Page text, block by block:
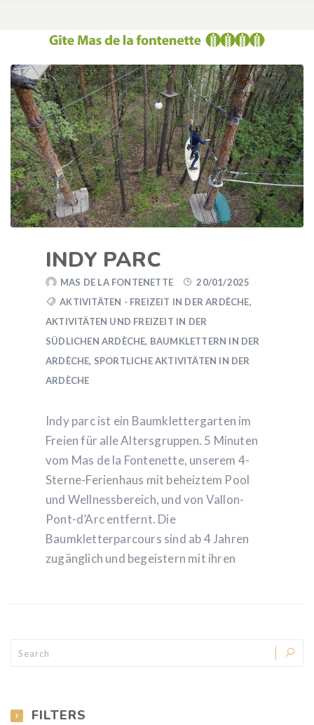
INDY PARC
MAS DE LA FONTENETTE
20/01/2025
AKTIVITÄTEN - FREIZEIT IN DER ARDÈCHE,
AKTIVITÄTEN UND FREIZEIT IN DER
SÜDLICHEN ARDÈCHE, BAUMKLETTERN IN DER
ARDÈCHE, SPORTLICHE AKTIVITÄTEN IN DER
ARDÈCHE
Indy parc ist ein Baumklettergarten im
Freien für alle Altersgruppen. 5 Minuten
vom Mas de la Fontenette, unserem 4-
Sterne-Ferienhaus mit beheiztem Pool
und Wellnessbereich, und von Vallon-
Pont-d’Arc entfernt. Die
Baumkletterparcours sind ab 4 Jahren
zugänglich und begeistern mit ihren
FILTERS